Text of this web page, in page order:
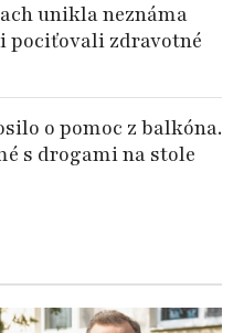
unikla neznáma
pociťovali zdravotné
o pomoc z balkóna.
s drogami na stole